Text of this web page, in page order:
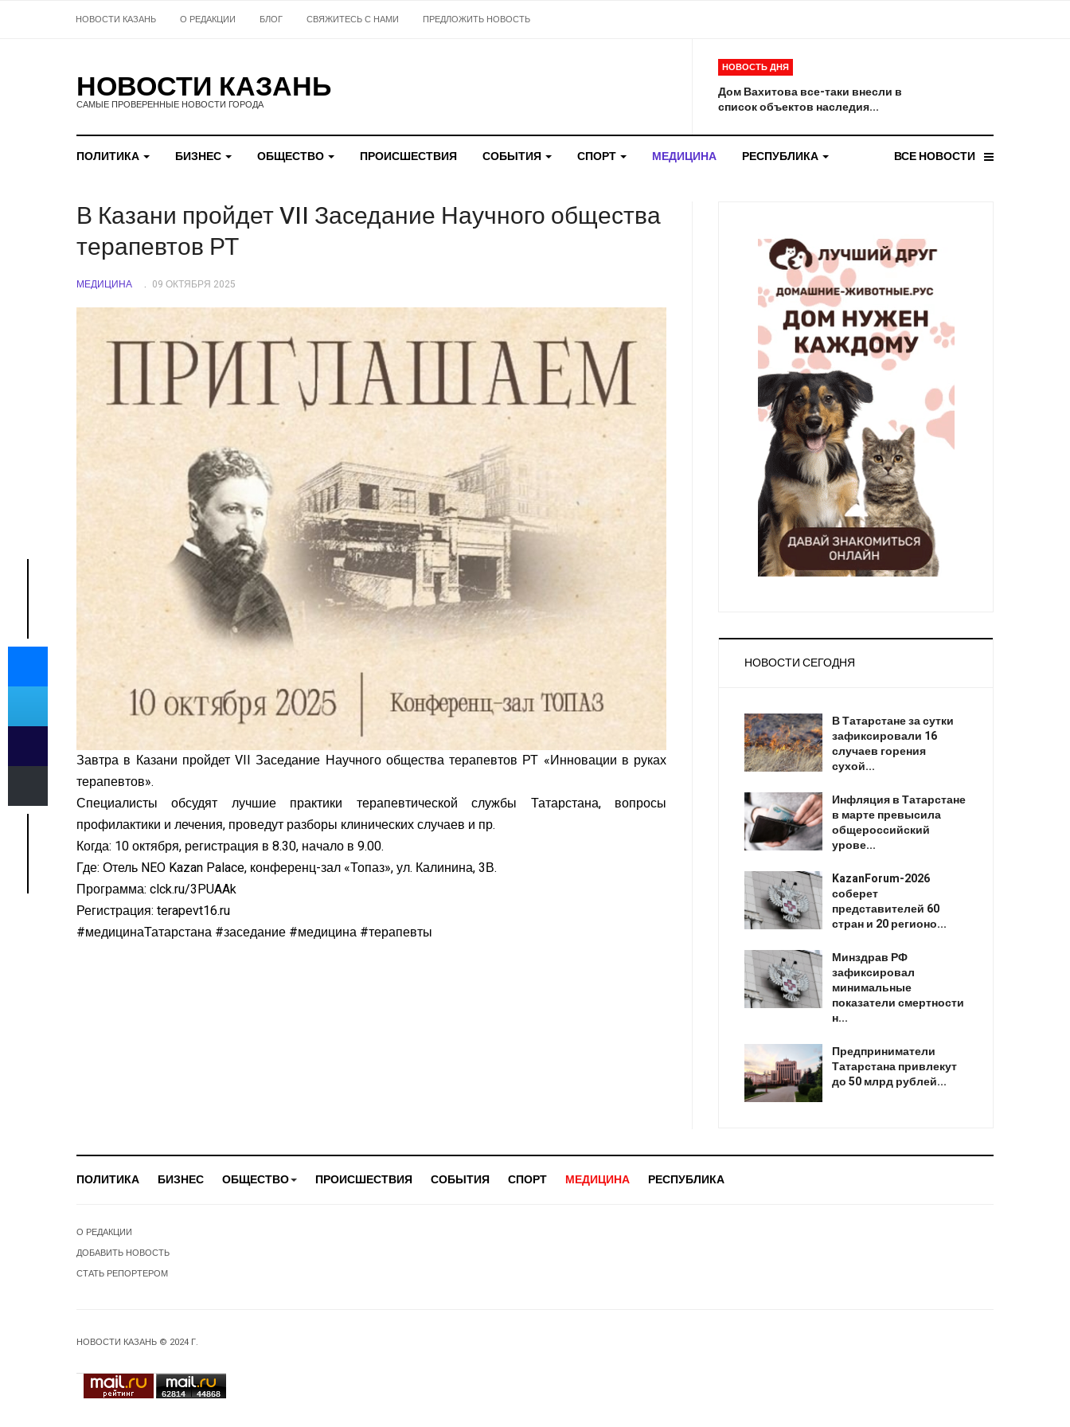
НОВОСТИ КАЗАНЬ О РЕДАКЦИИ БЛОГ СВЯЖИТЕСЬ С НАМИ ПРЕДЛОЖИТЬ НОВОСТЬ
НОВОСТИ КАЗАНЬ
САМЫЕ ПРОВЕРЕННЫЕ НОВОСТИ ГОРОДА
НОВОСТЬ ДНЯ
Дом Вахитова все-таки внесли в
список объектов наследия...
ПОЛИТИКА БИЗНЕС ОБЩЕСТВО ПРОИСШЕСТВИЯ СОБЫТИЯ СПОРТ МЕДИЦИНА РЕСПУБЛИКА ВСЕ НОВОСТИ
В Казани пройдет VII Заседание Научного общества
терапевтов РТ
МЕДИЦИНА 09 ОКТЯБРЯ 2025
Завтра в Казани пройдет VII Заседание Научного общества терапевтов РТ «Инновации в руках
терапевтов».
Специалисты обсудят лучшие практики терапевтической службы Татарстана, вопросы
профилактики и лечения, проведут разборы клинических случаев и пр.
Когда: 10 октября, регистрация в 8.30, начало в 9.00.
Где: Отель NEO Kazan Palace, конференц-зал «Топаз», ул. Калинина, 3В.
Программа: clck.ru/3PUAAk
Регистрация: terapevt16.ru
#медицинаТатарстана #заседание #медицина #терапевты
НОВОСТИ СЕГОДНЯ
В Татарстане за сутки
зафиксировали 16
случаев горения
сухой...
Инфляция в Татарстане
в марте превысила
общероссийский
урове...
KazanForum-2026
соберет
представителей 60
стран и 20 регионо...
Минздрав РФ
зафиксировал
минимальные
показатели смертности
н...
Предприниматели
Татарстана привлекут
до 50 млрд рублей...
ПОЛИТИКА БИЗНЕС ОБЩЕСТВО ПРОИСШЕСТВИЯ СОБЫТИЯ СПОРТ МЕДИЦИНА РЕСПУБЛИКА
О РЕДАКЦИИ
ДОБАВИТЬ НОВОСТЬ
СТАТЬ РЕПОРТЕРОМ
НОВОСТИ КАЗАНЬ © 2024 Г.
62814 44868